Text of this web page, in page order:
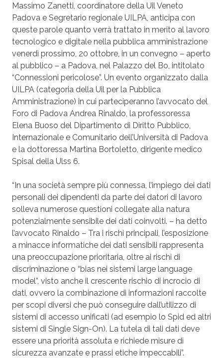
Massimo Zanetti, coordinatore della Uil Veneto
Padova e Segretario regionale UILPA, anticipa con
queste parole quanto verrà trattato in merito al lavoro
tecnologico e digitale nella pubblica amministrazione
venerdì prossimo, 20 ottobre, in un convegno – aperto
al pubblico – a Padova, nel Palazzo del Bo, intitolato
“Connessioni pericolose”. Un evento organizzato dalla
UILPA (categoria della Uil per la Pubblica
Amministrazione) in cui parteciperanno l’avvocato del
Foro di Padova Andrea Rinaldo, la professoressa
Elena Buoso del Dipartimento di Diritto Pubblico,
Internazionale e Comunitario dell’Università di Padova
e la dottoressa Martina Bortoletto, dirigente medico
Spisal della Ulss 6.
“In una società sempre più connessa, l’impiego dei dati
personali dei dipendenti da parte dei datori di lavoro
solleva numerose questioni collegate alla natura
potenzialmente sensibile dei dati coinvolti. – ha detto
l’avvocato Rinaldo – Tra i rischi principali, l’esposizione
a minacce informatiche dei dati sensibili rappresenta
una preoccupazione prioritaria, oltre ai rischi di
discriminazione o “bias nei sistemi large language
model”, visto anche il crescente rischio di incrocio di
dati, ovvero la combinazione di informazioni raccolte
per scopi diversi che può conseguire dall’utilizzo di
sistemi di accesso unificati (ad esempio lo Spid ed altri
sistemi di Single Sign-On). La tutela di tali dati deve
essere una priorità assoluta e richiede misure di
sicurezza avanzate e prassi etiche impeccabili”.